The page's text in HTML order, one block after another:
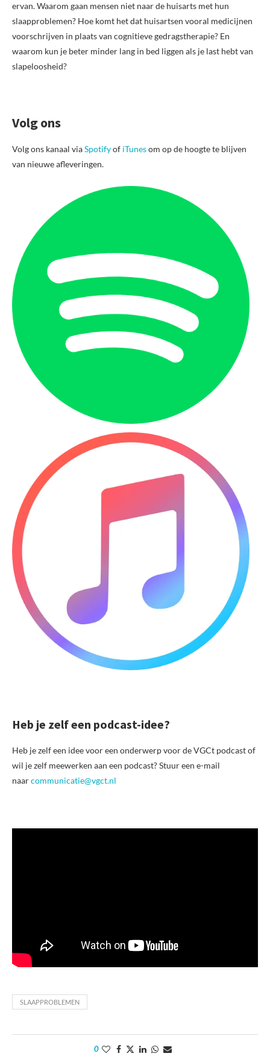
ervan. Waarom gaan mensen niet naar de huisarts met hun
slaapproblemen? Hoe komt het dat huisartsen vooral medicijnen
voorschrijven in plaats van cognitieve gedragstherapie? En
waarom kun je beter minder lang in bed liggen als je last hebt van
slapeloosheid?
Volg ons
Volg ons kanaal viaSpotifyof iTunesom op de hoogte te blijven
van nieuwe afleveringen.
Heb je zelf een podcast-idee?
Heb je zelf een idee voor een onderwerp voor de VGCt podcast of
wil je zelf meewerken aan een podcast? Stuur een e-mail
naarcommunicatie@vgct.nl
SLAAPPROBLEMEN
0